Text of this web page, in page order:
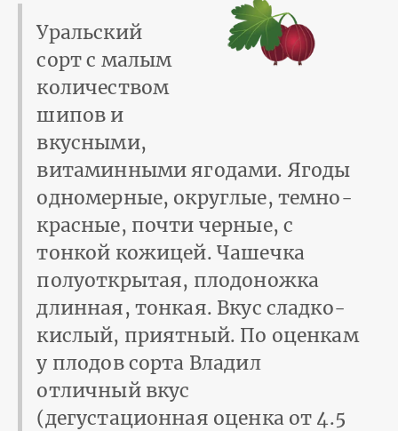
Уральский
сорт с малым
количеством
шипов и
вкусными,
витаминными ягодами. Ягоды
одномерные, округлые, темно-
красные, почти черные, с
тонкой кожицей. Чашечка
полуоткрытая, плодоножка
длинная, тонкая. Вкус сладко-
кислый, приятный. По оценкам
у плодов сорта Владил
отличный вкус
(дегустационная оценка от 4.5